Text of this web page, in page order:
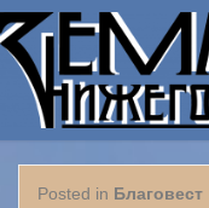
Posted in Благовест